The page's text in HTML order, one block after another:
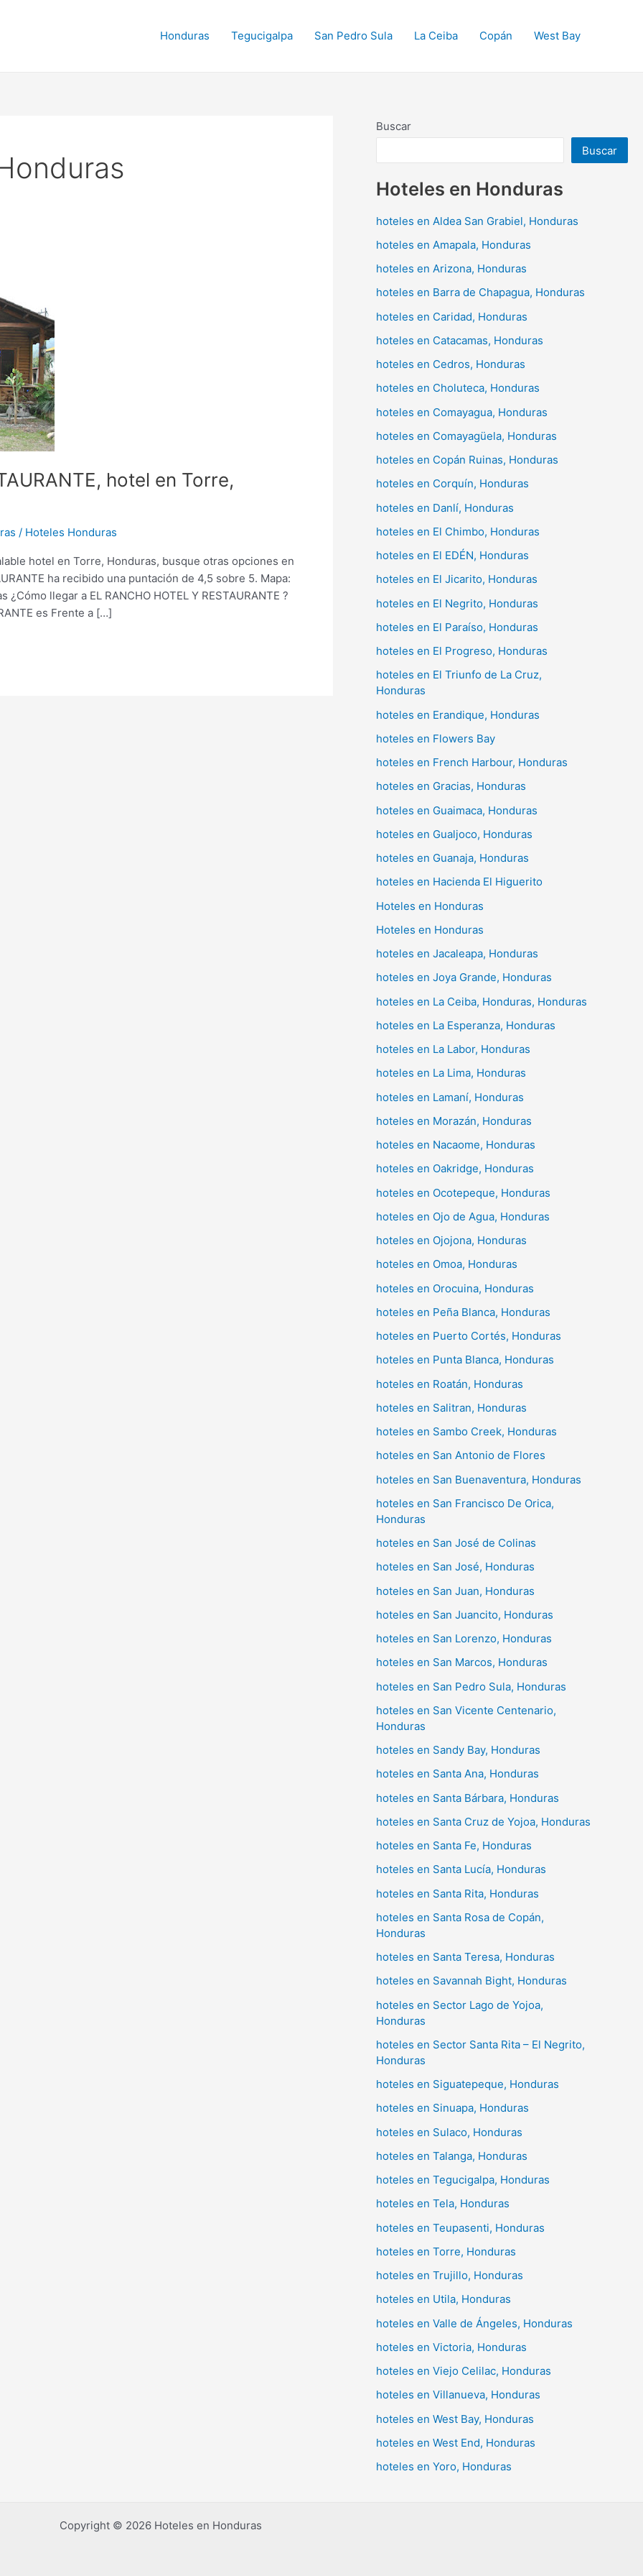
Honduras Tegucigalpa San Pedro Sula La Ceiba Copán West Bay
hotel en Torre,
/ Hoteles Honduras
hotel en Torre, Honduras, busque otras opciones en
ha recibido una puntación de 4,5 sobre 5. Mapa:
¿Cómo llegar a EL RANCHO HOTEL Y RESTAURANTE ?
es Frente a […]
Buscar
Buscar
Hoteles en Honduras
hoteles en Aldea San Grabiel, Honduras
hoteles en Amapala, Honduras
hoteles en Arizona, Honduras
hoteles en Barra de Chapagua, Honduras
hoteles en Caridad, Honduras
hoteles en Catacamas, Honduras
hoteles en Cedros, Honduras
hoteles en Choluteca, Honduras
hoteles en Comayagua, Honduras
hoteles en Comayagüela, Honduras
hoteles en Copán Ruinas, Honduras
hoteles en Corquín, Honduras
hoteles en Danlí, Honduras
hoteles en El Chimbo, Honduras
hoteles en El EDÉN, Honduras
hoteles en El Jicarito, Honduras
hoteles en El Negrito, Honduras
hoteles en El Paraíso, Honduras
hoteles en El Progreso, Honduras
hoteles en El Triunfo de La Cruz,
Honduras
hoteles en Erandique, Honduras
hoteles en Flowers Bay
hoteles en French Harbour, Honduras
hoteles en Gracias, Honduras
hoteles en Guaimaca, Honduras
hoteles en Gualjoco, Honduras
hoteles en Guanaja, Honduras
hoteles en Hacienda El Higuerito
Hoteles en Honduras
Hoteles en Honduras
hoteles en Jacaleapa, Honduras
hoteles en Joya Grande, Honduras
hoteles en La Ceiba, Honduras, Honduras
hoteles en La Esperanza, Honduras
hoteles en La Labor, Honduras
hoteles en La Lima, Honduras
hoteles en Lamaní, Honduras
hoteles en Morazán, Honduras
hoteles en Nacaome, Honduras
hoteles en Oakridge, Honduras
hoteles en Ocotepeque, Honduras
hoteles en Ojo de Agua, Honduras
hoteles en Ojojona, Honduras
hoteles en Omoa, Honduras
hoteles en Orocuina, Honduras
hoteles en Peña Blanca, Honduras
hoteles en Puerto Cortés, Honduras
hoteles en Punta Blanca, Honduras
hoteles en Roatán, Honduras
hoteles en Salitran, Honduras
hoteles en Sambo Creek, Honduras
hoteles en San Antonio de Flores
hoteles en San Buenaventura, Honduras
hoteles en San Francisco De Orica,
Honduras
hoteles en San José de Colinas
hoteles en San José, Honduras
hoteles en San Juan, Honduras
hoteles en San Juancito, Honduras
hoteles en San Lorenzo, Honduras
hoteles en San Marcos, Honduras
hoteles en San Pedro Sula, Honduras
hoteles en San Vicente Centenario,
Honduras
hoteles en Sandy Bay, Honduras
hoteles en Santa Ana, Honduras
hoteles en Santa Bárbara, Honduras
hoteles en Santa Cruz de Yojoa, Honduras
hoteles en Santa Fe, Honduras
hoteles en Santa Lucía, Honduras
hoteles en Santa Rita, Honduras
hoteles en Santa Rosa de Copán,
Honduras
hoteles en Santa Teresa, Honduras
hoteles en Savannah Bight, Honduras
hoteles en Sector Lago de Yojoa,
Honduras
hoteles en Sector Santa Rita – El Negrito,
Honduras
hoteles en Siguatepeque, Honduras
hoteles en Sinuapa, Honduras
hoteles en Sulaco, Honduras
hoteles en Talanga, Honduras
hoteles en Tegucigalpa, Honduras
hoteles en Tela, Honduras
hoteles en Teupasenti, Honduras
hoteles en Torre, Honduras
hoteles en Trujillo, Honduras
hoteles en Utila, Honduras
hoteles en Valle de Ángeles, Honduras
hoteles en Victoria, Honduras
hoteles en Viejo Celilac, Honduras
hoteles en Villanueva, Honduras
hoteles en West Bay, Honduras
hoteles en West End, Honduras
hoteles en Yoro, Honduras
Copyright © 2026 Hoteles en Honduras